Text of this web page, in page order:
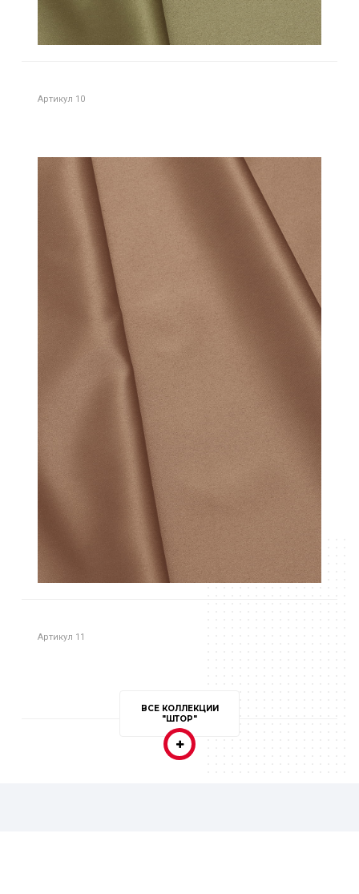
Артикул 10
Артикул 11
ВСЕ КОЛЛЕКЦИИ
"ШТОР"